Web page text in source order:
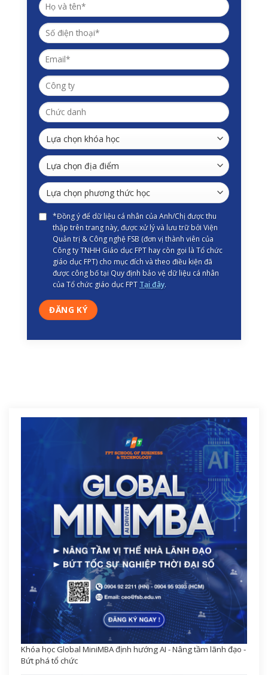
*Đồng ý để dữ liệu cá nhân của Anh/Chị được thu
thập trên trang này, được xử lý và lưu trữ bởi Viện
Quản trị & Công nghệ FSB (đơn vị thành viên của
Công ty TNHH Giáo dục FPT hay còn gọi là Tổ chức
giáo dục FPT) cho mục đích và theo điều kiện đã
được công bố tại Quy định bảo vệ dữ liệu cá nhân
của Tổ chức giáo dục FPT Tại đây.
Khóa học Global MiniMBA định hướng AI - Nâng tầm lãnh đạo -
Bứt phá tổ chức